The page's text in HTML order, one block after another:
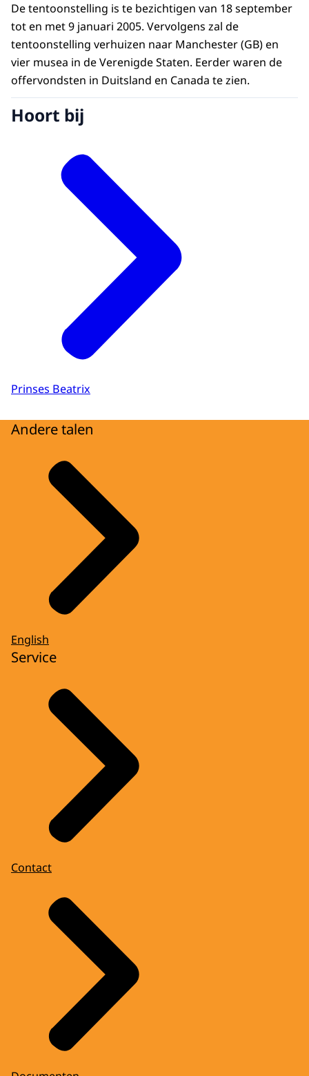
De tentoonstelling is te bezichtigen van 18 september
tot en met 9 januari 2005. Vervolgens zal de
tentoonstelling verhuizen naar Manchester (GB) en
vier musea in de Verenigde Staten. Eerder waren de
offervondsten in Duitsland en Canada te zien.
Hoort bij
Prinses Beatrix
Andere talen
English
Service
Contact